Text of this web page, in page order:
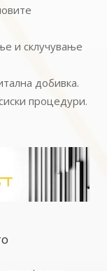
и склучување
добивка.
процедури.